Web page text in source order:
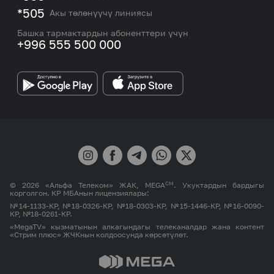
Номерди тандоо
Корпоративдик жана VIP кардарлар менен иштөө
боюнча бөлүмдүн кызматкерлеринин байланыш
маалыматтары.
Тармакты камтуу картасы жана тейлөө борборлору
MEGAда иште
MEGA бренди
*505 Акы төлөнүүчү линиясы
Башка тармактардын абоненттери үчүн
+996 555 500 000
© 2026 «Альфа Телеком» ЖАК, MEGAСМ. Укуктардын бардыгы
корголгон. КР МБАнын лицензиялары:
№14-1133-КР, №18-0326-КР, №18-0303-КР, №15-1446-КР, №16-0090-
КР, №18-0261-КР.
«MegaTV» кызматынын алкагындагы телеканалдар жана контент
«Стрим плюс» ЖЧКнын колдоосунда көрсөтүлөт.